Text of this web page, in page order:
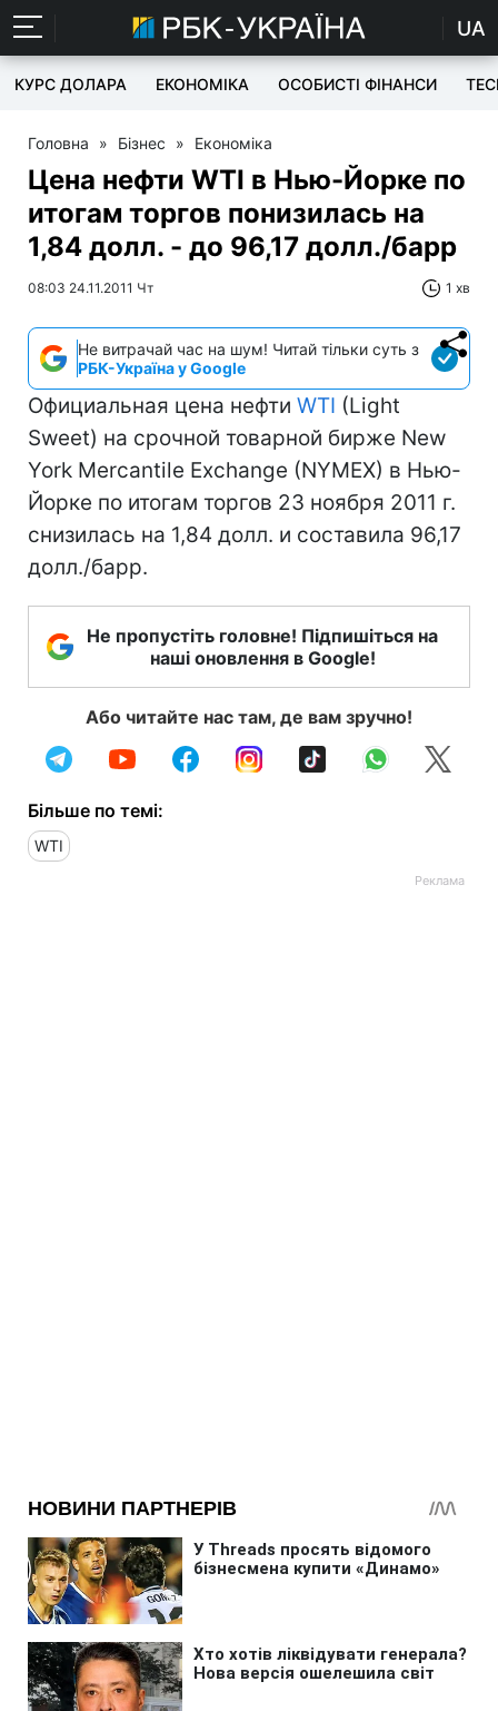
UA
КУРС ДОЛАРА ЕКОНОМІКА ОСОБИСТІ ФІНАНСИ
Головна » Бізнес » Економіка
Цена нефти WTI в Нью-Йорке по
итогам торгов понизилась на
1,84 долл. - до 96,17 долл./барр
08:03 24.11.2011 Чт 1 хв
Не витрачай час на шум! Читай тільки суть з
РБК-Україна у Google
Официальная цена нефти WTI (Light
Sweet) на срочной товарной бирже New
York Mercantile Exchange (NYMEX) в Нью-
Йорке по итогам торгов 23 ноября 2011 г.
снизилась на 1,84 долл. и составила 96,17
долл./барр.
Не пропустіть головне! Підпишіться на
наші оновлення в Google!
Або читайте нас там, де вам зручно!
Більше по темі:
WTI